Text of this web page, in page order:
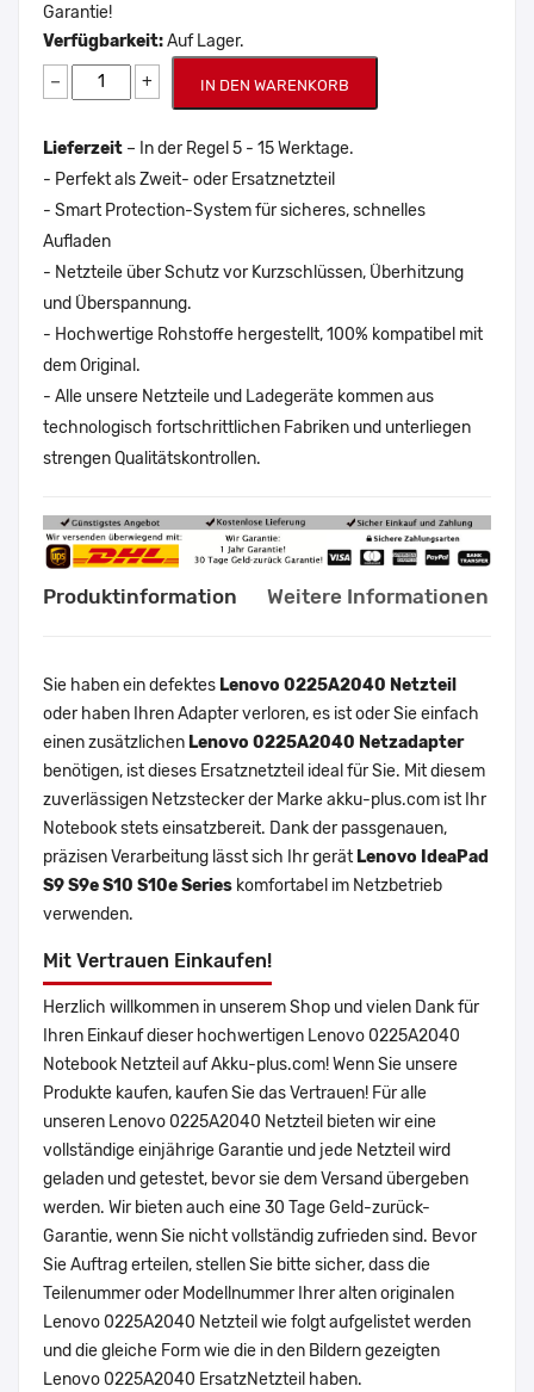
Garantie!
Verfügbarkeit:Auf Lager.
− + IN DEN WARENKORB
Lieferzeit – In der Regel 5 - 15 Werktage.
- Perfekt als Zweit- oder Ersatznetzteil
- Smart Protection-System für sicheres, schnelles
Aufladen
- Netzteile über Schutz vor Kurzschlüssen, Überhitzung
und Überspannung.
- Hochwertige Rohstoffe hergestellt, 100% kompatibel mit
dem Original.
- Alle unsere Netzteile und Ladegeräte kommen aus
technologisch fortschrittlichen Fabriken und unterliegen
strengen Qualitätskontrollen.
Produktinformation Weitere Informationen
Sie haben ein defektes Lenovo 0225A2040 Netzteil
oder haben Ihren Adapter verloren, es ist oder Sie einfach
einen zusätzlichen Lenovo 0225A2040 Netzadapter
benötigen, ist dieses Ersatznetzteil ideal für Sie. Mit diesem
zuverlässigen Netzstecker der Marke akku-plus.com ist Ihr
Notebook stets einsatzbereit. Dank der passgenauen,
präzisen Verarbeitung lässt sich Ihr gerät Lenovo IdeaPad
S9 S9e S10 S10e Series komfortabel im Netzbetrieb
verwenden.
Mit Vertrauen Einkaufen!
Herzlich willkommen in unserem Shop und vielen Dank für
Ihren Einkauf dieser hochwertigen Lenovo 0225A2040
Notebook Netzteil auf Akku-plus.com! Wenn Sie unsere
Produkte kaufen, kaufen Sie das Vertrauen! Für alle
unseren Lenovo 0225A2040 Netzteil bieten wir eine
vollständige einjährige Garantie und jede Netzteil wird
geladen und getestet, bevor sie dem Versand übergeben
werden. Wir bieten auch eine 30 Tage Geld-zurück-
Garantie, wenn Sie nicht vollständig zufrieden sind. Bevor
Sie Auftrag erteilen, stellen Sie bitte sicher, dass die
Teilenummer oder Modellnummer Ihrer alten originalen
Lenovo 0225A2040 Netzteil wie folgt aufgelistet werden
und die gleiche Form wie die in den Bildern gezeigten
Lenovo 0225A2040 ErsatzNetzteil haben.